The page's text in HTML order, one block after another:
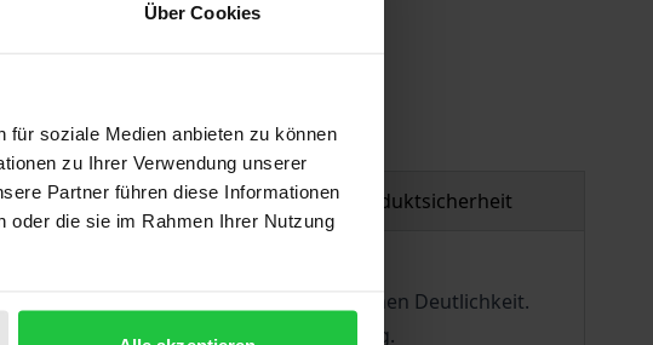
Über Cookies
für soziale Medien anbieten zu können
zu Ihrer Verwendung unserer
Partner führen diese Informationen
oder die sie im Rahmen Ihrer Nutzung
Zusatzmaterial Produktsicherheit
in ihrer gegensätzlichen Deutlichkeit.
Jurist seit 20 Jahren in Salzburg.